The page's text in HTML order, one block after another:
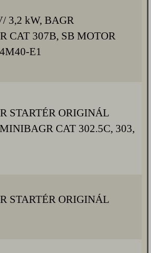
3,2 kW, BAGR
CAT 307B, SB MOTOR
E1
STARTÉR ORIGINÁL
CAT 302.5C, 303,
STARTÉR ORIGINÁL